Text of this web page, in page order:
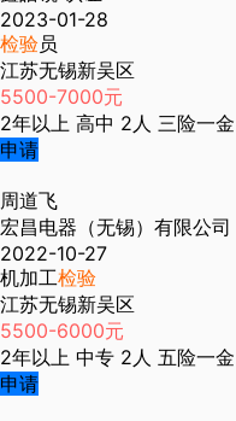
2023-01-28
检验员
江苏无锡新吴区
5500-7000元
2年以上 高中 2人 三险一金
申请
周道飞
宏昌电器（无锡）有限公司
2022-10-27
机加工检验
江苏无锡新吴区
5500-6000元
2年以上 中专 2人 五险一金
申请